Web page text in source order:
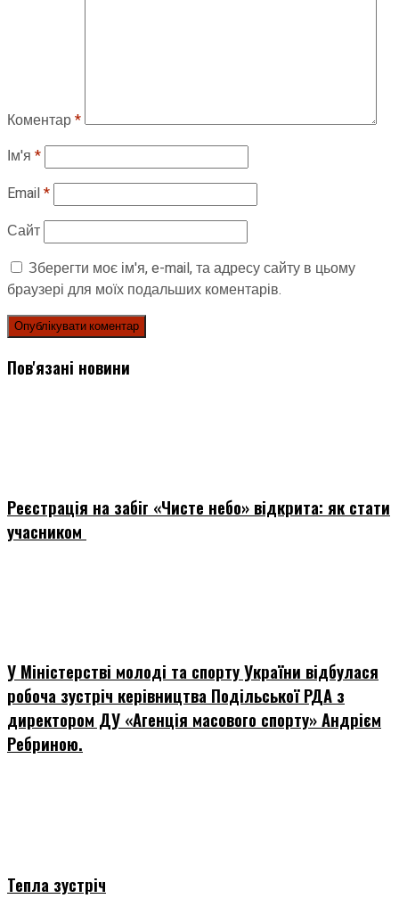
Коментар*
Ім'я *
Email*
Сайт
Зберегти моє ім'я, e-mail, та адресу сайту в цьому
браузері для моїх подальших коментарів.
Пов'язані новини
Реєстрація на забіг «Чисте небо» відкрита: як стати
учасником
У Міністерстві молоді та спорту України відбулася
робоча зустріч керівництва Подільської РДА з
директором ДУ «Агенція масового спорту» Андрієм
Ребриною.
Тепла зустріч